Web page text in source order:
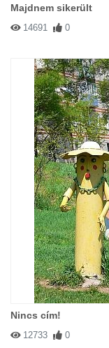
Majdnem sikerült
14691 0
Nincs cím!
12733 0